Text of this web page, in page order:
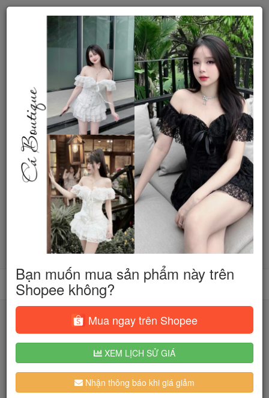
Tìm kiếm
Người dùng đang quan tâm đến 🔥...
Bạn muốn mua sản phẩm này trên
Shopee không?
Mua ngay trên Shopee
XEM LỊCH SỬ GIÁ
Nhận thông báo khi giá giảm